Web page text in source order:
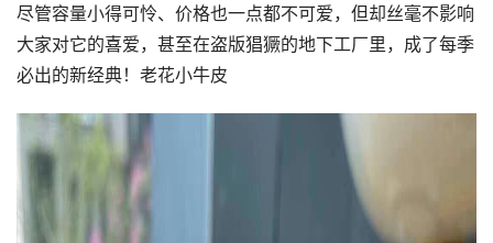
尽管容量小得可怜、价格也一点都不可爱，但却丝毫不影响
大家对它的喜爱，甚至在盗版猖獗的地下工厂里，成了每季
必出的新经典！老花小牛皮